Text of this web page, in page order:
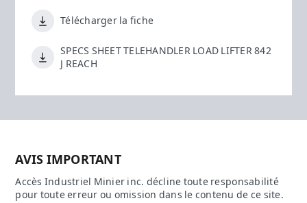
Télécharger la fiche
SPECS SHEET TELEHANDLER LOAD LIFTER 842
J REACH
AVIS IMPORTANT
Accès Industriel Minier inc. décline toute responsabilité
pour toute erreur ou omission dans le contenu de ce site.